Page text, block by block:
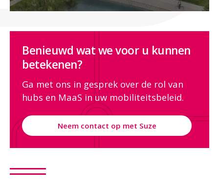
Benieuwd wat we voor u kunnen
betekenen?
Ga met ons in gesprek over de rol van
hubs en MaaS in uw mobiliteitsbeleid.
Neem contact op met Suze